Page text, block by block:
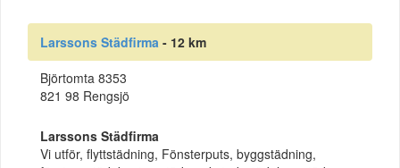
Larssons Städfirma - 12 km
Björtomta 8353
821 98 Rengsjö
Larssons Städfirma
Vi utför, flyttstädning, Fönsterputs, byggstädning,